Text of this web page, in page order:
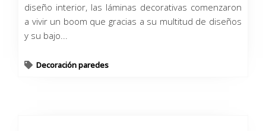
diseño interior, las láminas decorativas comenzaron
a vivir un boom que gracias a su multitud de diseños
y su bajo...
Decoración paredes